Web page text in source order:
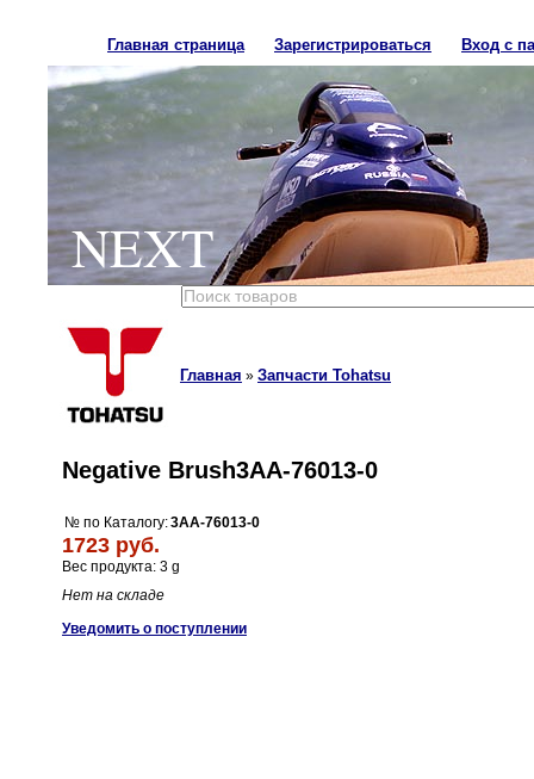
Главная страница Зарегистрироваться Вход с
NEXT
Главная » Запчасти Tohatsu
Negative Brush3AA-76013-0
№ по Каталогу:3AA-76013-0
1723 руб.
Вес продукта: 3 g
Нет на складе
Уведомить о поступлении